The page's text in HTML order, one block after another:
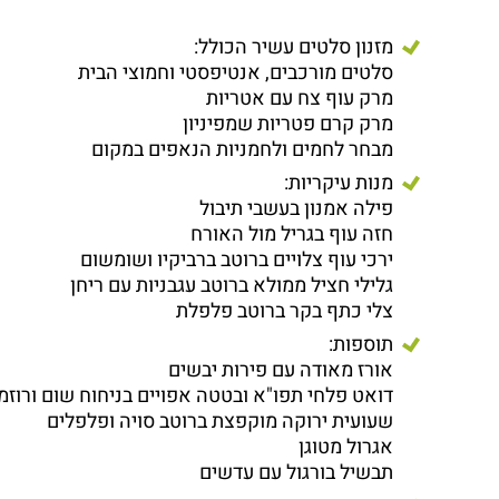
מזנון סלטים עשיר הכולל:
סלטים מורכבים, אנטיפסטי וחמוצי הבית
מרק עוף צח עם אטריות
מרק קרם פטריות שמפיניון
מבחר לחמים ולחמניות הנאפים במקום
מנות עיקריות:
פילה אמנון בעשבי תיבול
חזה עוף בגריל מול האורח
ירכי עוף צלויים ברוטב ברביקיו ושומשום
גלילי חציל ממולא ברוטב עגבניות עם ריחן
צלי כתף בקר ברוטב פלפלת
תוספות:
אורז מאודה עם פירות יבשים
דואט פלחי תפו"א ובטטה אפויים בניחוח שום
שעועית ירוקה מוקפצת ברוטב סויה ופלפלים
אגרול מטוגן
תבשיל בורגול עם עדשים